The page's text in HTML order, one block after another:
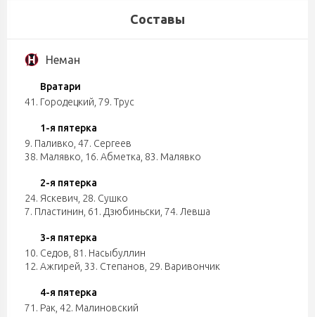
Составы
Неман
Вратари
41. Городецкий 79. Трус
1-я пятерка
9. Паливко 47. Сергеев
38. Малявко 16. Абметка 83. Малявко
2-я пятерка
24. Яскевич 28. Сушко
7. Пластинин 61. Дзюбиньски 74. Левша
3-я пятерка
10. Седов 81. Насыбуллин
12. Ажгирей 33. Степанов 29. Варивончик
4-я пятерка
71. Рак 42. Малиновский